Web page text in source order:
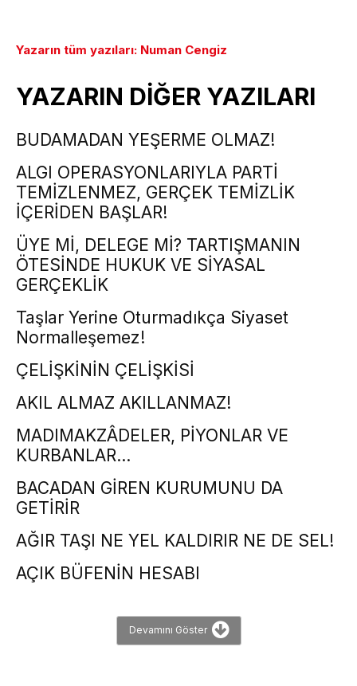
Yazarın tüm yazıları: Numan Cengiz
YAZARIN DİĞER YAZILARI
BUDAMADAN YEŞERME OLMAZ!
ALGI OPERASYONLARIYLA PARTİ
TEMİZLENMEZ, GERÇEK TEMİZLİK
İÇERİDEN BAŞLAR!
ÜYE Mİ, DELEGE Mİ? TARTIŞMANIN
ÖTESİNDE HUKUK VE SİYASAL
GERÇEKLİK
Taşlar Yerine Oturmadıkça Siyaset
Normalleşemez!
ÇELİŞKİNİN ÇELİŞKİSİ
AKIL ALMAZ AKILLANMAZ!
MADIMAKZÂDELER, PİYONLAR VE
KURBANLAR…
BACADAN GİREN KURUMUNU DA
GETİRİR
AĞIR TAŞI NE YEL KALDIRIR NE DE SEL!
AÇIK BÜFENİN HESABI
Devamını Göster